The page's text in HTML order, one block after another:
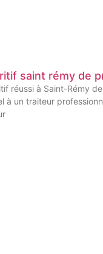
saint rémy de
réussi à Saint-Rémy
à un traiteur